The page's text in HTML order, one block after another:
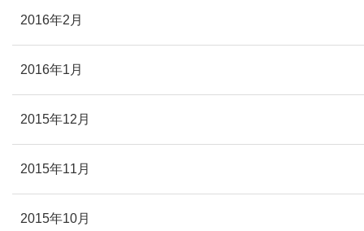
2016年2月
2016年1月
2015年12月
2015年11月
2015年10月